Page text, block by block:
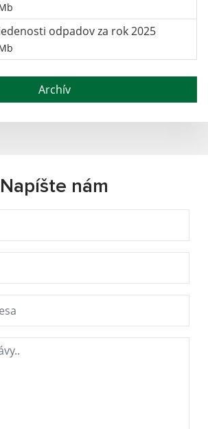
odpadov za rok 2025
Archív
Napíšte nám